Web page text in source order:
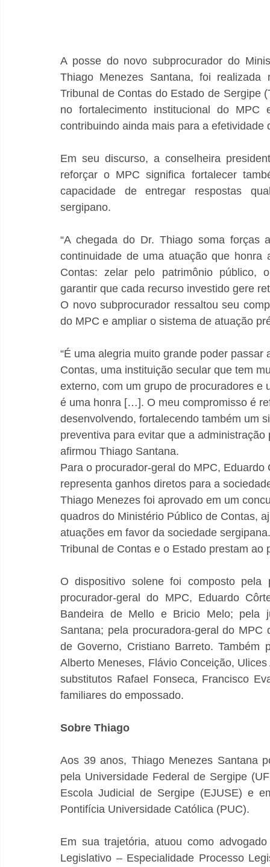
A posse do novo subprocurador do
Thiago Menezes Santana, foi
Tribunal de Contas do Estado de Sergipe
no fortalecimento institucional do
contribuindo ainda mais para a efetividade
Em seu discurso, a conselheira
reforçar o MPC significa fortalecer
capacidade de entregar respostas
sergipano.
“A chegada do Dr. Thiago soma forças
continuidade de uma atuação que honra
Contas: zelar pelo patrimônio público,
garantir que cada recurso investido gere
O novo subprocurador ressaltou seu
do MPC e ampliar o sistema de atuação
“É uma alegria muito grande poder
Contas, uma instituição secular que tem
externo, com um grupo de procuradores
é uma honra […]. O meu compromisso é
desenvolvendo, fortalecendo também um
preventiva para evitar que a
afirmou Thiago Santana.
Para o procurador-geral do MPC,
representa ganhos diretos para a
Thiago Menezes foi aprovado em um
quadros do Ministério Público de Contas,
atuações em favor da sociedade
Tribunal de Contas e o Estado prestam ao
O dispositivo solene foi composto pela
procurador-geral do MPC, Eduardo
Bandeira de Mello e Bricio Melo; pela
Santana; pela procuradora-geral do
de Governo, Cristiano Barreto. Também
Alberto Meneses, Flávio Conceição,
substitutos Rafael Fonseca, Francisco
familiares do empossado.
Sobre Thiago
Aos 39 anos, Thiago Menezes Santana
pela Universidade Federal de Sergipe
Escola Judicial de Sergipe (EJUSE) e
Pontifícia Universidade Católica (PUC).
Em sua trajetória, atuou como
Legislativo – Especialidade Processo